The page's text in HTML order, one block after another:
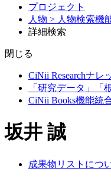
プロジェクト
人物 > 人物検索機
詳細検索
閉じる
CiNii Researchナ
「研究データ」「
CiNii Books機能統
坂井 誠
成果物リストにつ